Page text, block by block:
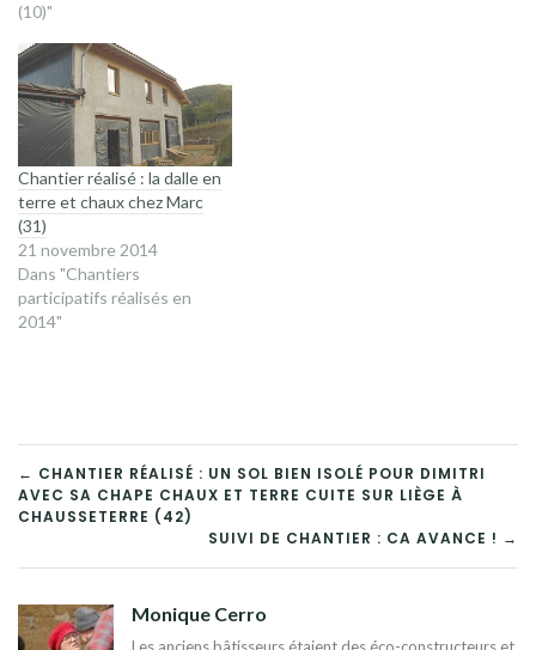
(10)"
Chantier réalisé : la dalle en
terre et chaux chez Marc
(31)
21 novembre 2014
Dans "Chantiers
participatifs réalisés en
2014"
NAVIGATION
DE
L’ARTICLE
← CHANTIER RÉALISÉ : UN SOL BIEN ISOLÉ POUR DIMITRI
AVEC SA CHAPE CHAUX ET TERRE CUITE SUR LIÈGE À
CHAUSSETERRE (42)
SUIVI DE CHANTIER : CA AVANCE ! →
Monique Cerro
Les anciens bâtisseurs étaient des éco-constructeurs et